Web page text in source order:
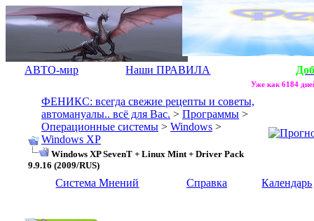
АВТО-мир Наши ПРАВИЛА
Уже как 6184
ФЕНИКС: всегда свежие рецепты и советы,
автомануалы.. всё для Вас. > Программы >
Операционные системы > Windows >
Windows XP
Windows XP SevenT + Linux Mint + Driver Pack
9.9.16 (2009/RUS)
Система Мнений Справка Календарь